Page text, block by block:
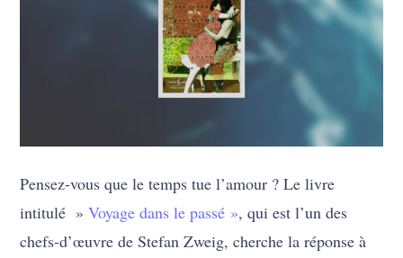
Pensez-vous que le temps tue l’amour ? Le livre
intitulé »Voyage dans le passé », qui est l’un des
chefs-d’œuvre de Stefan Zweig, cherche la réponse à